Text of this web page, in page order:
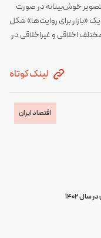
خوش‌بینانه در صورت
«بازار برای روایت‌ها» شکل
اخلاقی و غیراخلاقی در
لینک کوتاه
اقتصاد ایران
1402